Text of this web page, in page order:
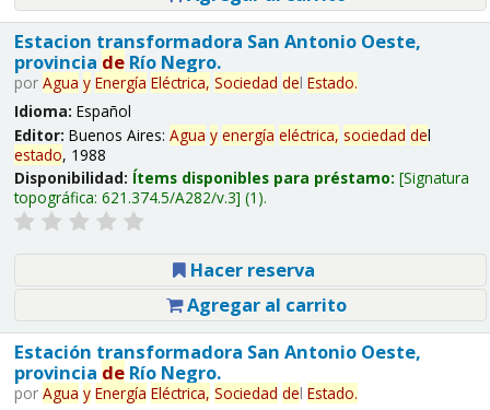
Estacion transformadora San Antonio Oeste,
provincia deRío Negro.
por Agua y Energía Eléctrica, Sociedad del Estado.
Idioma: Español
Editor: Buenos Aires: Agua y energía eléctrica, sociedad del
estado, 1988
Disponibilidad: Ítems disponibles para préstamo: Signatura
topográfica: 621.374.5/A282/v.3 (1).
Hacer reserva
Agregar al carrito
Estación transformadora San Antonio Oeste,
provincia deRío Negro.
por Agua y Energía Eléctrica, Sociedad del Estado.